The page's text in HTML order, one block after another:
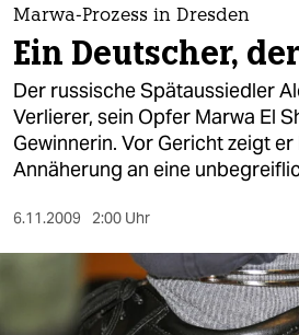
themen
politik
öko
gesellschaft
kultur
sport
Marwa-Prozess in Dresden
Ein Deutscher,
Der russische Spätaussiedler
Verlierer, sein Opfer Marwa El
Gewinnerin. Vor Gericht zeigt er
Annäherung an eine
6.11.2009 2:00 Uhr